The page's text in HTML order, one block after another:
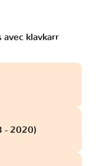
klavkarr
- 2020)